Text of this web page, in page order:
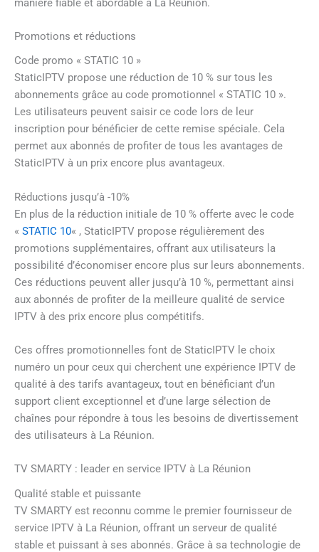
manière fiable et abordable à La Réunion.
Promotions et réductions
Code promo « STATIC 10 »
StaticIPTV propose une réduction de 10 % sur tous les
abonnements grâce au code promotionnel « STATIC 10 ».
Les utilisateurs peuvent saisir ce code lors de leur
inscription pour bénéficier de cette remise spéciale. Cela
permet aux abonnés de profiter de tous les avantages de
StaticIPTV à un prix encore plus avantageux.
Réductions jusqu’à -10%
En plus de la réduction initiale de 10 % offerte avec le code
« STATIC 10« , StaticIPTV propose régulièrement des
promotions supplémentaires, offrant aux utilisateurs la
possibilité d’économiser encore plus sur leurs abonnements.
Ces réductions peuvent aller jusqu’à 10 %, permettant ainsi
aux abonnés de profiter de la meilleure qualité de service
IPTV à des prix encore plus compétitifs.
Ces offres promotionnelles font de StaticIPTV le choix
numéro un pour ceux qui cherchent une expérience IPTV de
qualité à des tarifs avantageux, tout en bénéficiant d’un
support client exceptionnel et d’une large sélection de
chaînes pour répondre à tous les besoins de divertissement
des utilisateurs à La Réunion.
TV SMARTY : leader en service IPTV à La Réunion
Qualité stable et puissante
TV SMARTY est reconnu comme le premier fournisseur de
service IPTV à La Réunion, offrant un serveur de qualité
stable et puissant à ses abonnés. Grâce à sa technologie de